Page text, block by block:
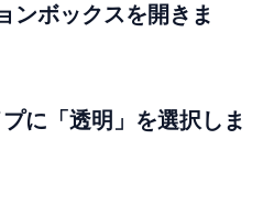
ンボックスを開きま
に「透明」を選択しま